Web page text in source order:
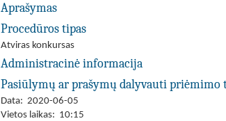
Aprašymas
Procedūros tipas
Atviras konkursas
Administracinė informacija
Pasiūlymų ar prašymų dalyvauti priėmimo
Data: 2020-06-05
Vietos laikas: 10:15